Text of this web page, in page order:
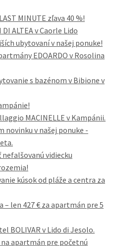
MINUTE zľava 40 %!
ALTEA v Caorle Lido
ubytovaní v našej ponuke!
EDOARDO v Rosolina
s bazénom v Bibione v
MACINELLE v Kampánii.
novinku v našej ponuke -
vidiecku
kúsok od pláže a centra za
– len 427 € za apartmán pre 5
BOLIVAR v Lido di Jesolo.
na apartmán pre početnú